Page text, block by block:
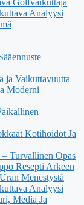
Golfvaikuttaja
Analyysi
ja Vaikuttavuutta
Moderni
Kotihoidot Ja
Turvallinen Opas
Resepti Arkeen
Menestystä
Analyysi
Media Ja